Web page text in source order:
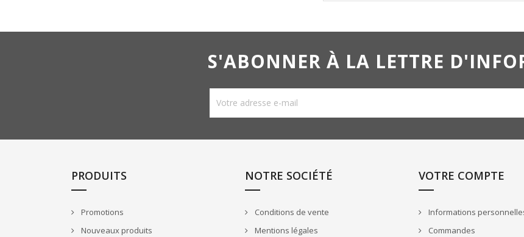
S'ABONNER À LA LETTRE
PRODUITS
Promotions
Nouveaux produits
NOTRE SOCIÉTÉ
Conditions de vente
Mentions légales
VOTRE COMPTE
Informations
Commandes